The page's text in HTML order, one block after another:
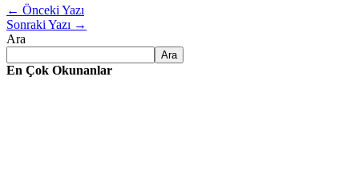
← Önceki Yazı
Sonraki Yazı →
Ara
Ara
En Çok Okunanlar